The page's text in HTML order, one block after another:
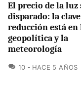
El precio de la luz
disparado: la
reducción está en
geopolítica y la
meteorología
10 COMENTARIOS
HACE 5 AÑOS